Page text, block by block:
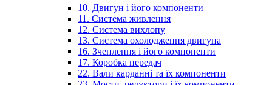
10. Двигун і його компоненти
11. Система живлення
12. Система вихлопу
13. Система охолодження двигуна
16. Зчеплення і його компоненти
17. Коробка передач
22. Вали карданні та їх компоненти